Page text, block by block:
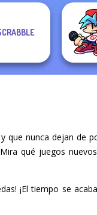
que nunca dejan de
qué juegos
¡El tiempo se